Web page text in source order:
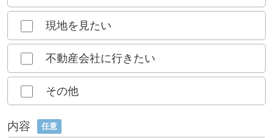
現地を見たい
不動産会社に行きたい
その他
内容 任意